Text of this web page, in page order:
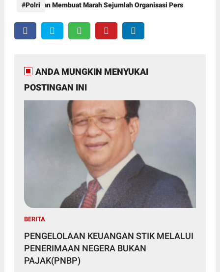
wartawan Membuat Marah Sejumlah Organisasi Pers
Polri
ANDA MUNGKIN MENYUKAI
POSTINGAN INI
BERITA
PENGELOLAAN KEUANGAN STIK MELALUI
PENERIMAAN NEGERA BUKAN
PAJAK(PNBP)